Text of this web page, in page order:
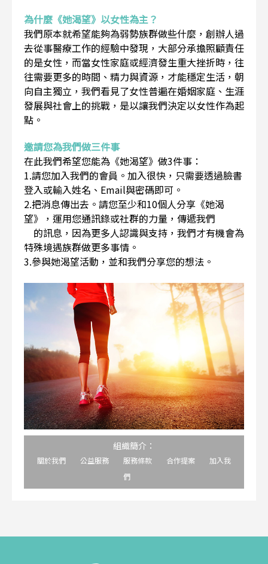
為什麼《她渴望》以女性為主？
我們原本就希望能夠為弱勢族群做些什麼，創辦人過
去從事醫療工作的經驗中發現，大部分承擔照顧責任
的是女性，而當女性家庭或經濟發生重大挫折時，往
往需要更多的時間、精力與資源，才能穩定生活，朝
向自主獨立，我們看見了女性普遍在婚姻家庭、生涯
發展與社會上的挑戰，是以讓我們決定以女性作為起
點。
邀請您為我們做三件事
在此我們希望您能為《她渴望》做3件事：
1.請您加入我們的會員。加入很快，只需要透過臉書
登入或輸入姓名、Email與密碼即可。
2.把消息傳出去。請您至少和10個人分享《她渴
望》，運用您通訊錄或社群的力量，傳遞我們
的訊息，因為更多人認識與支持，我們才有機會為
特殊境遇族群做更多事情。
3.參與她渴望活動，並和我們分享您的想法。
組織簡介：
關於我們 公益服務 服務條款 合作提案
加入我
們